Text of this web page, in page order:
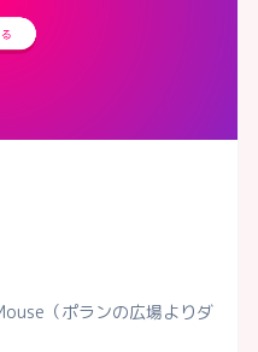
（ポランの広場よりダ